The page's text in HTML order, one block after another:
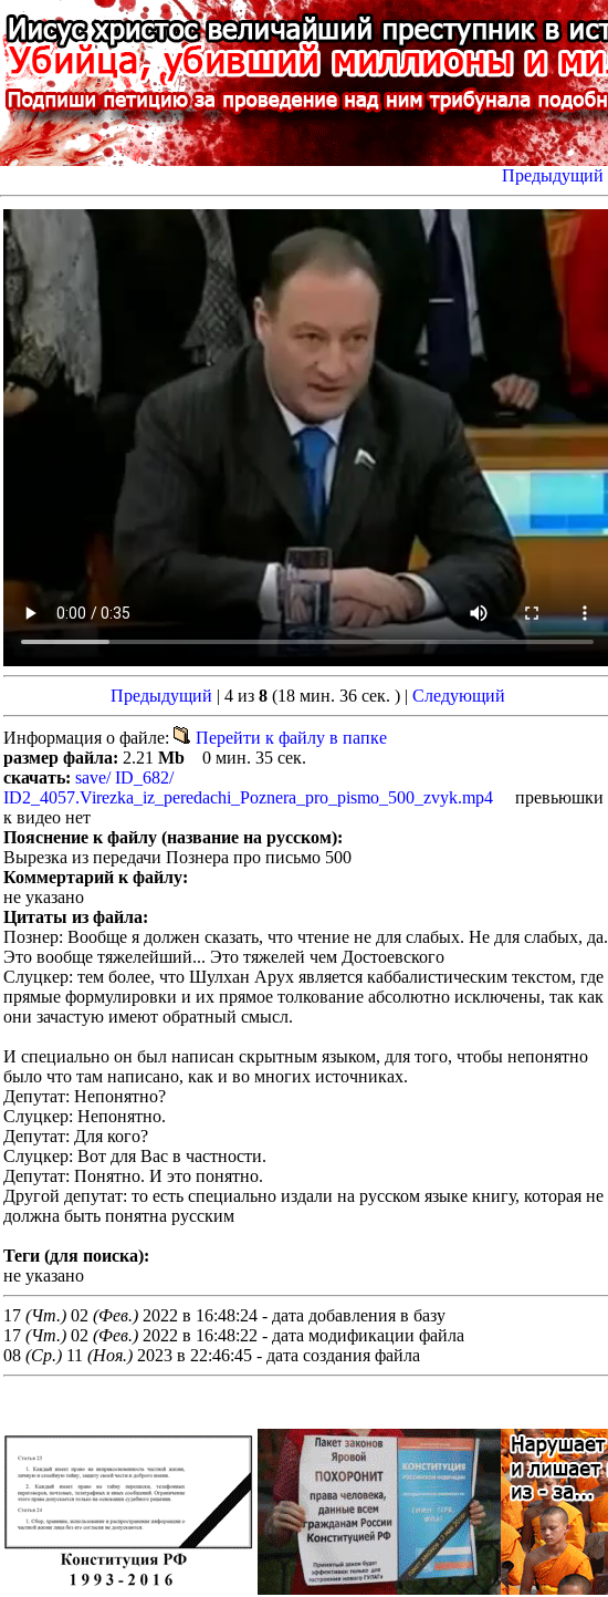
Предыдущий
Предыдущий | 4 из 8 (18 мин. 36 сек. )| Следующий
Информация о файле:
Перейти к файлу в папке
размер файла: 2.21 Mb 0 мин. 35 сек.
скачать: save/ ID_682/
ID2_4057.Virezka_iz_peredachi_Poznera_pro_pismo_500_zvyk.mp4 превьюшки
к видео нет
Пояснение к файлу (название на русском):
Вырезка из передачи Познера про письмо 500
Коммертарий к файлу:
не указано
Цитаты из файла:
Познер: Вообще я должен сказать, что чтение не для слабых. Не для слабых, да.
Это вообще тяжелейший... Это тяжелей чем Достоевского
Слуцкер: тем более, что Шулхан Арух является каббалистическим текстом, где
прямые формулировки и их прямое толкование абсолютно исключены, так как
они зачастую имеют обратный смысл.
И специально он был написан скрытным языком, для того, чтобы непонятно
было что там написано, как и во многих источниках.
Депутат: Непонятно?
Слуцкер: Непонятно.
Депутат: Для кого?
Слуцкер: Вот для Вас в частности.
Депутат: Понятно. И это понятно.
Другой депутат: то есть специально издали на русском языке книгу, которая не
должна быть понятна русским
Теги (для поиска):
не указано
17 (Чт.) 02 (Фев.) 2022 в 16:48:24 - дата добавления в базу
17 (Чт.) 02 (Фев.) 2022 в 16:48:22 - дата модификации файла
08 (Ср.) 11 (Ноя.) 2023 в 22:46:45 - дата создания файла